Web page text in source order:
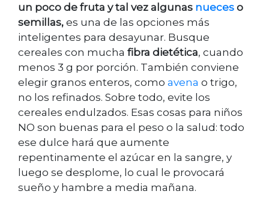
un poco de fruta y tal vez algunas nueces o
semillas, es una de las opciones más
inteligentes para desayunar. Busque
cereales con mucha fibra dietética, cuando
menos 3 g por porción. También conviene
elegir granos enteros, como avena o trigo,
no los refinados. Sobre todo, evite los
cereales endulzados. Esas cosas para niños
NO son buenas para el peso o la salud: todo
ese dulce hará que aumente
repentinamente el azúcar en la sangre, y
luego se desplome, lo cual le provocará
sueño y hambre a media mañana.